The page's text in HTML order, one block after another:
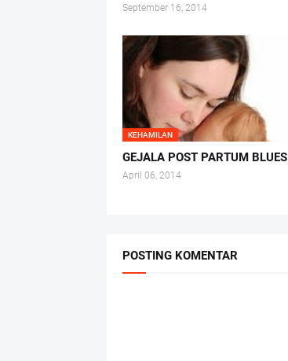
September 16, 2014
KEHAMILAN
GEJALA POST PARTUM BLUES
April 06, 2014
POSTING KOMENTAR